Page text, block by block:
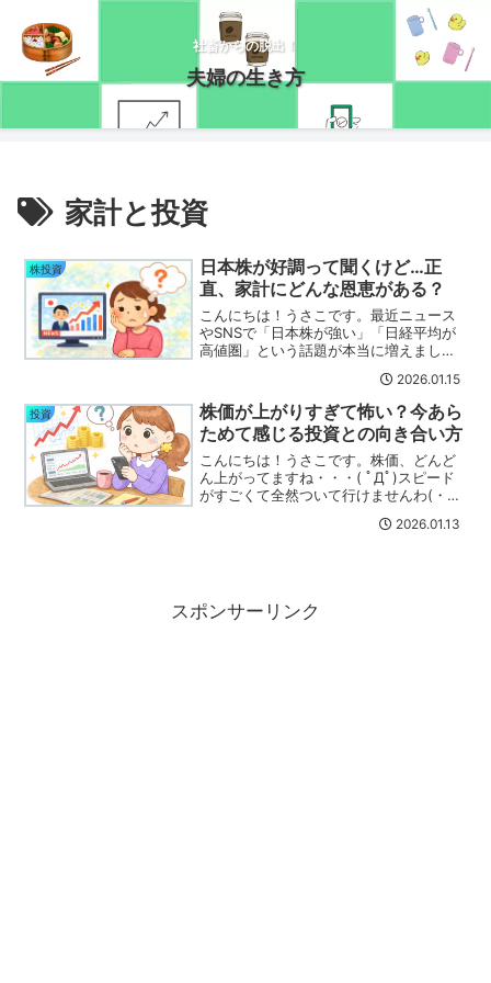
社畜からの脱出！
夫婦の生き方
家計と投資
株投資
日本株が好調って聞くけど…正
直、家計にどんな恩恵がある？
こんにちは！うさこです。最近ニュース
やSNSで「日本株が強い」「日経平均が
高値圏」という話題が本当に増えまし
ちの生活に関係あるの？」と思ったこと
はありませんか？株をやっていない人ほ
ど感じる疑問ですよね～(...
2026.01.15
投資
株価が上がりすぎて怖い？今あら
ためて感じる投資との向き合い方
こんにちは！うさこです。株価、どんど
ん上がってますね・・・( ﾟДﾟ)スピード
がすごくて全然ついて行けませんわ(・
か？日経平均が大台突破！株が話題にな
2026.01.13
スポンサーリンク